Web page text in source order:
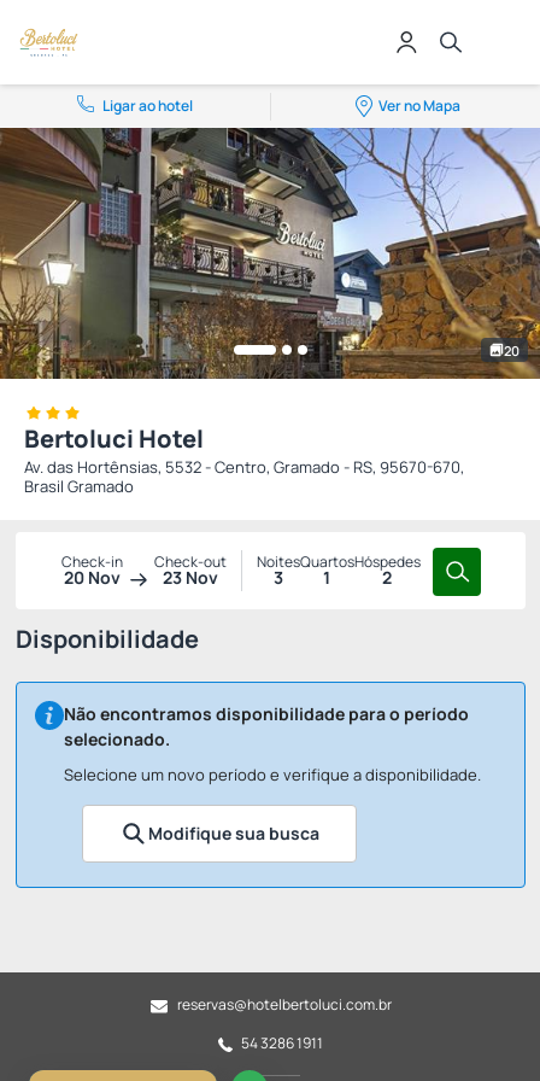
Ligar ao hotel Ver no Mapa
20
Bertoluci Hotel
Av. das Hortênsias, 5532 - Centro, Gramado - RS, 95670-670,
Brasil Gramado
Check-in
20 Nov
Check-out
23 Nov
Noites
3
Quartos
1
Hóspedes
2
Disponibilidade
Não encontramos disponibilidade para o período
selecionado.
Selecione um novo período e verifique a disponibilidade.
Modifique sua busca
reservas@hotelbertoluci.com.br
54 3286 1911